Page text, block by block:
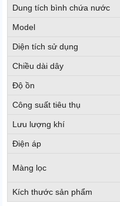
Dung tích bình chứa nước
Model
Diện tích sử dụng
Chiều dài dây
Độ ồn
Công suất tiêu thụ
Lưu lượng khí
Điện áp
Màng lọc
Kích thước sản phẩm